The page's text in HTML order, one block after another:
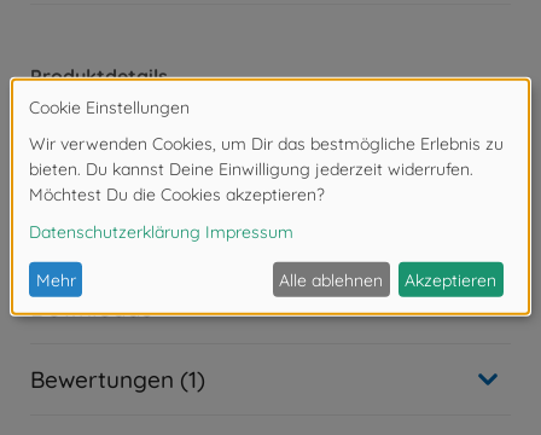
Produktdetails
Technische Details:
- Spritzpistole mit Double Action Funktion
- fest verbauter Farbbecher = Fließsystem
- verchromte Ausführung = besonders langlebig
Downloads
Bewertungen (1)